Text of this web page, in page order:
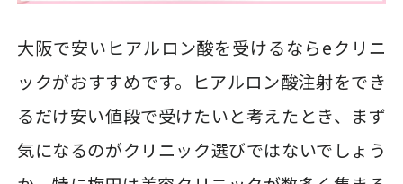
大阪で安いヒアルロン酸を受けるならeクリニ
ックがおすすめです。ヒアルロン酸注射をでき
るだけ安い値段で受けたいと考えたとき、まず
気になるのがクリニック選びではないでしょう